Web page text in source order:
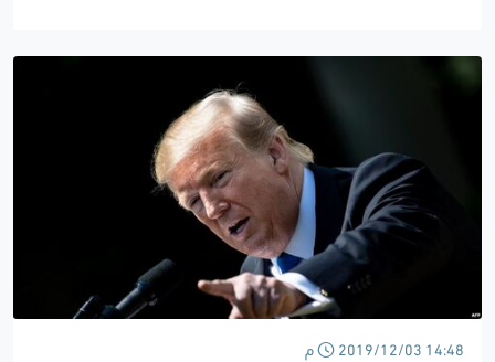
2019/12/03 14:48 م